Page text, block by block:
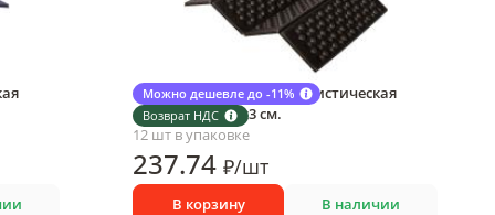
Можно дешевле до -11%
Возврат НДС
Сидушка МультиДом туристическая
складная 30х10х3 см.
12 шт в упаковке
237.74 ₽/шт
В корзину В наличии